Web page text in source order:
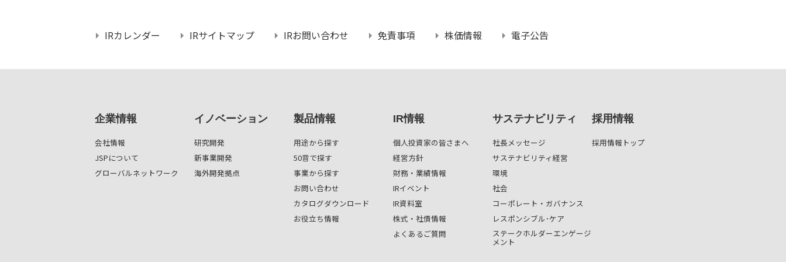
IRカレンダー IRサイトマップ IRお問い合わせ 免責事項 株価情報 電子公告
企業情報
会社情報
JSPについて
グローバルネットワーク
イノベーション
研究開発
新事業開発
海外開発拠点
製品情報
用途から探す
50音で探す
事業から探す
お問い合わせ
カタログダウンロード
お役立ち情報
IR情報
個人投資家の皆さまへ
経営方針
財務・業績情報
IRイベント
IR資料室
株式・社債情報
よくあるご質問
サステナビリティ
社長メッセージ
サステナビリティ経営
環境
社会
コーポレート・ガバナンス
レスポンシブル･ケア
ステークホルダーエンゲージ
メント
採用情報
採用情報トップ